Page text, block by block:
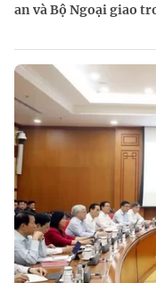
an và Bộ Ngoại giao